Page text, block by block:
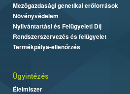
Mezőgazdasági genetikai erőforrások
Növényvédelem
Nyilvántartási és Felügyeleti Díj
Rendszerszervezés és felügyelet
Termékpálya-ellenőrzés
Ügyintézés
Élelmiszer